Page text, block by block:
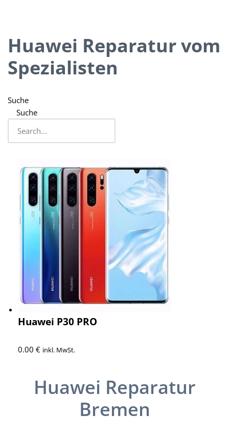
Huawei Reparatur vom
Spezialisten
Suche
Suche
Huawei P30 PRO
0.00 € inkl. MwSt.
Huawei Reparatur
Bremen